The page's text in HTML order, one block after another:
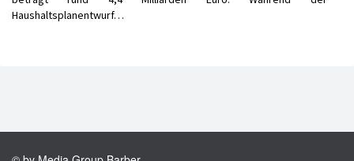
Haushaltsplanentwurf…